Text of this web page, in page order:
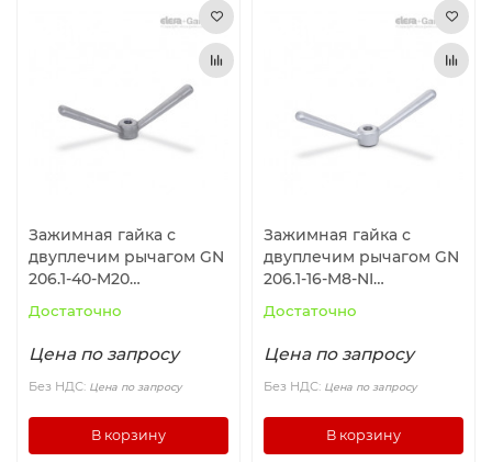
Зажимная гайка с
двуплечим рычагом GN
206.1-40-M20
Достаточно
Цена по запросу
Без НДС: Цена по запросу
В корзину
Зажимная гайка с
двуплечим рычагом GN
206.1-16-M8-NI
Достаточно
Цена по запросу
Без НДС: Цена по запросу
В корзину